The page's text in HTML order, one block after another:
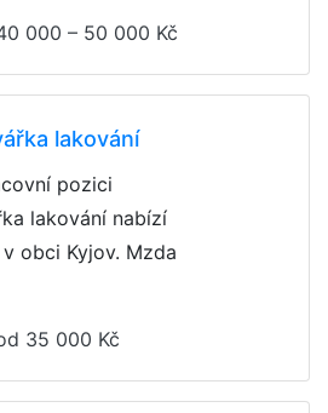
000 – 50 000 Kč
lakování
pozici
lakování nabízí
v obci Kyjov. Mzda
35 000 Kč